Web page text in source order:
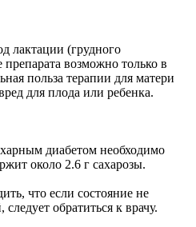
лактации (грудного
возможно только в
польза терапии для матери
для плода или ребенка.
диабетом необходимо
около 2.6 г сахарозы.
что если состояние не
обратиться к врачу.